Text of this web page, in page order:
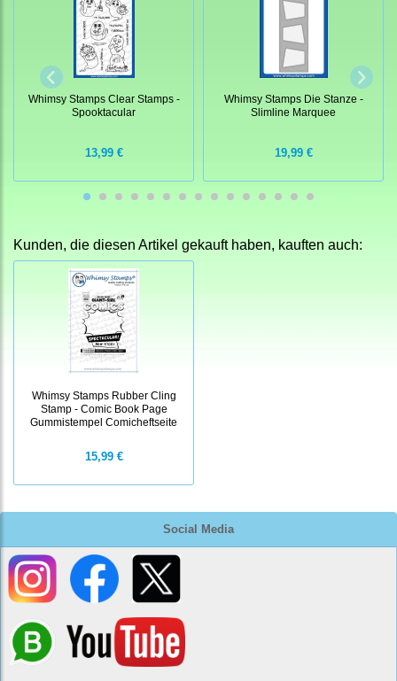
Social Media
Whimsy Stamps Clear Stamps -
Spooktacular
13,99 €
Whimsy Stamps Die Stanze -
Slimline Marquee
19,99 €
Kunden, die diesen Artikel gekauft haben, kauften auch:
Whimsy Stamps Rubber Cling
Stamp - Comic Book Page
Gummistempel Comicheftseite
15,99 €